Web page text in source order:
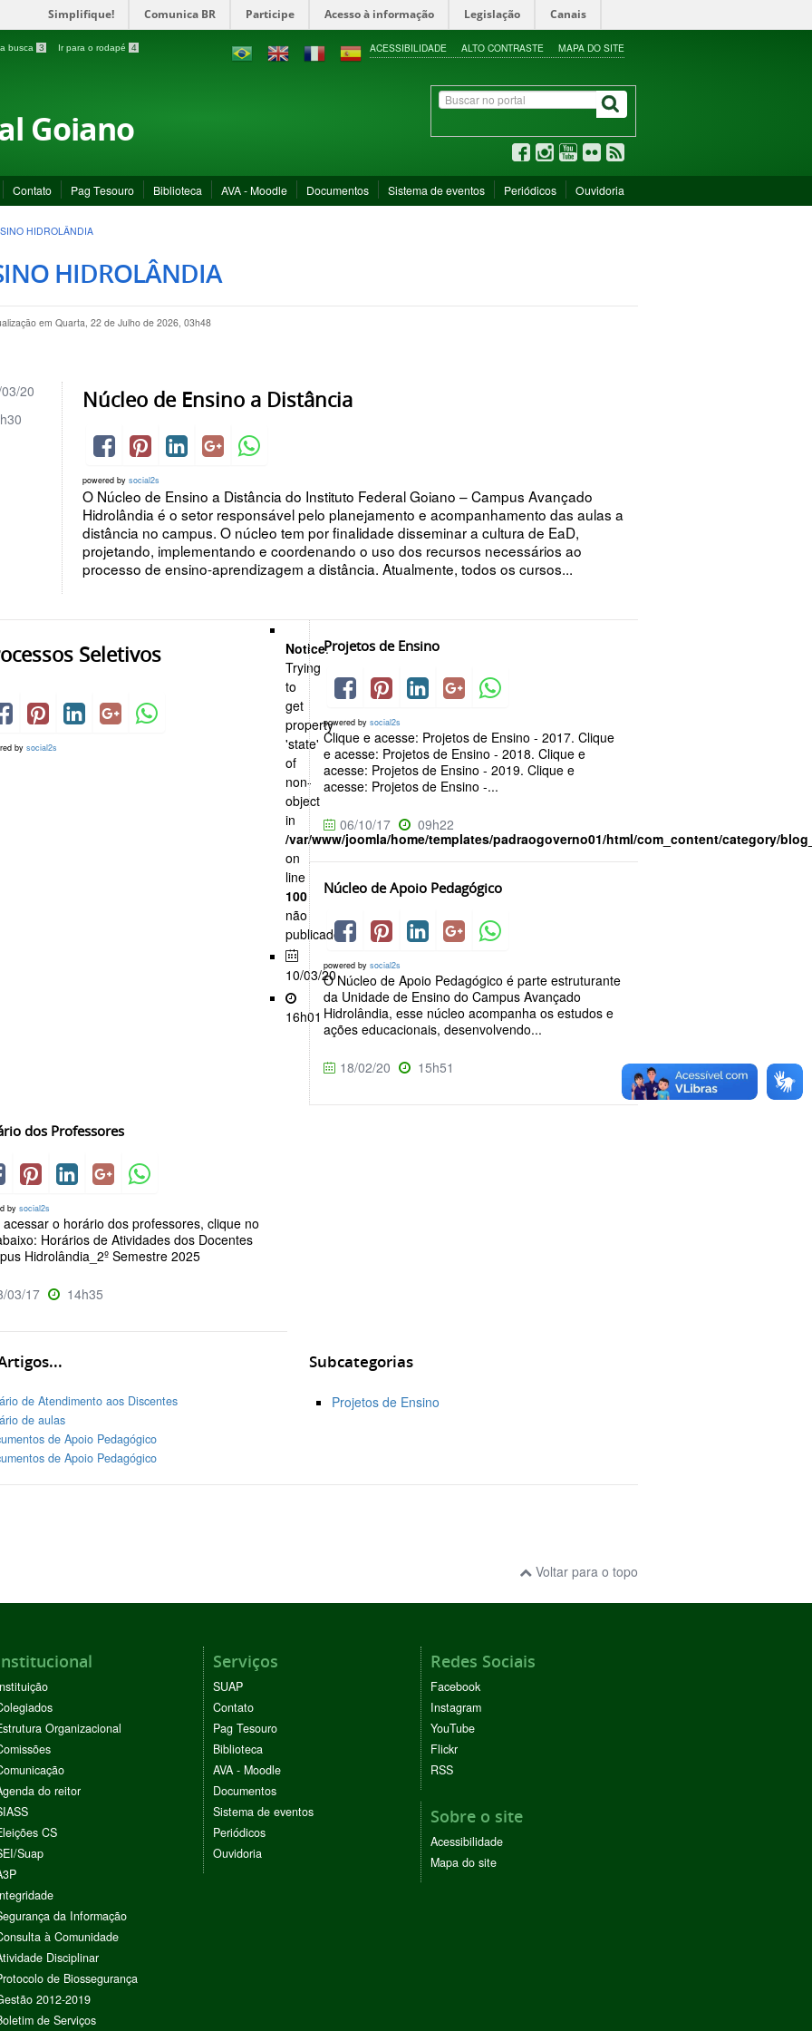
Simplifique! Comunica BR Participe Acesso à informação Legislação Canais
busca 3 Ir para o rodapé 4 ACESSIBILIDADE ALTO CONTRASTE MAPA DO SITE
Goiano
Contato Pag Tesouro Biblioteca AVA - Moodle Documentos Sistema de eventos Periódicos Ouvidoria
HIDROLÂNDIA
HIDROLÂNDIA
em Quarta, 22 de Julho de 2026, 03h48
Núcleo de Ensino a Distância
powered bysocial2s
O Núcleo de Ensino a Distância do Instituto Federal Goiano – Campus Avançado
Hidrolândia é o setor responsável pelo planejamento e acompanhamento das aulas a
distância no campus. O núcleo tem por finalidade disseminar a cultura de EaD,
projetando, implementando e coordenando o uso dos recursos necessários ao
processo de ensino-aprendizagem a distância. Atualmente, todos os cursos...
20
Seletivos
bysocial2s
Notice:
Trying
to
get
property
'state'
of
non-
object
in
/var/www/joomla/home/templates/padraogoverno01/html/com_content/category/
on
line
100
não
publicado
10/03/20
16h01
Projetos de Ensino
powered bysocial2s
Clique e acesse: Projetos de Ensino - 2017. Clique
e acesse: Projetos de Ensino - 2018. Clique e
acesse: Projetos de Ensino - 2019. Clique e
acesse: Projetos de Ensino -...
06/10/17 09h22
Núcleo de Apoio Pedagógico
powered bysocial2s
O Núcleo de Apoio Pedagógico é parte estruturante
da Unidade de Ensino do Campus Avançado
Hidrolândia, esse núcleo acompanha os estudos e
ações educacionais, desenvolvendo...
18/02/20 15h51
dos Professores
by social2s
acessar o horário dos professores, clique no
Horários de Atividades dos Docentes
Hidrolândia_2º Semestre 2025
03/17 14h35
de Atendimento aos Discentes
de aulas
de Apoio Pedagógico
de Apoio Pedagógico
Subcategorias
Projetos de Ensino
Voltar para o topo
Organizacional
do reitor
CS
Suap
da Informação
à Comunidade
Disciplinar
de Biossegurança
2012-2019
de Serviços
Serviços
SUAP
Contato
Pag Tesouro
Biblioteca
AVA - Moodle
Documentos
Sistema de eventos
Periódicos
Ouvidoria
Redes Sociais
Facebook
Instagram
YouTube
Flickr
RSS
Sobre o site
Acessibilidade
Mapa do site